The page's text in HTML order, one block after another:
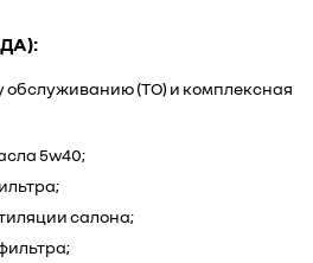
обслуживанию (ТО) и комплексная
5w40;
салона;